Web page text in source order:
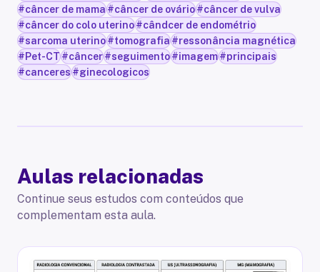
#câncer de mama#câncer de ovário#câncer de vulva
#câncer do colo uterino#cândcer de endométrio
#sarcoma uterino#tomografia#ressonância magnética
#Pet-CT#câncer#seguimento#imagem#principais
#canceres#ginecologicos
Aulas relacionadas
Continue seus estudos com conteúdos que
complementam esta aula.